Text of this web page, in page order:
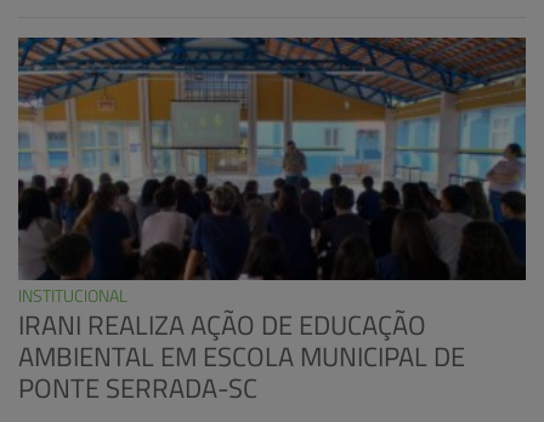
INSTITUCIONAL
IRANI REALIZA AÇÃO DE EDUCAÇÃO
AMBIENTAL EM ESCOLA MUNICIPAL DE
PONTE SERRADA-SC